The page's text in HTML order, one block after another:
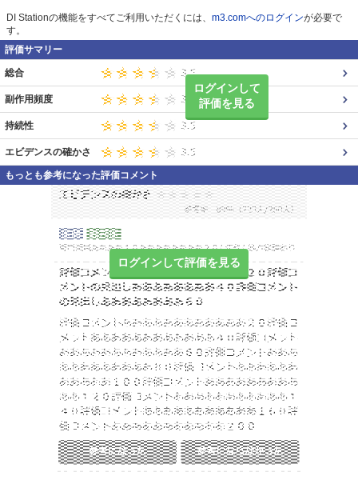
DI Stationの機能をすべてご利用いただくには、 m3.comへのログインが必要で
す。
評価サマリー
ログインして
評価を見る
総合
副作用頻度
持続性
エビデンスの確かさ
もっとも参考になった評価コメント
ログインして評価を見る